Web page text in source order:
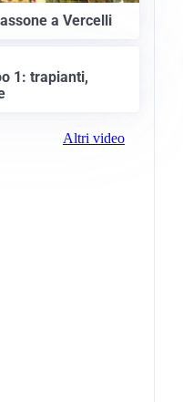
a Vercelli
1: trapianti,
Altri video